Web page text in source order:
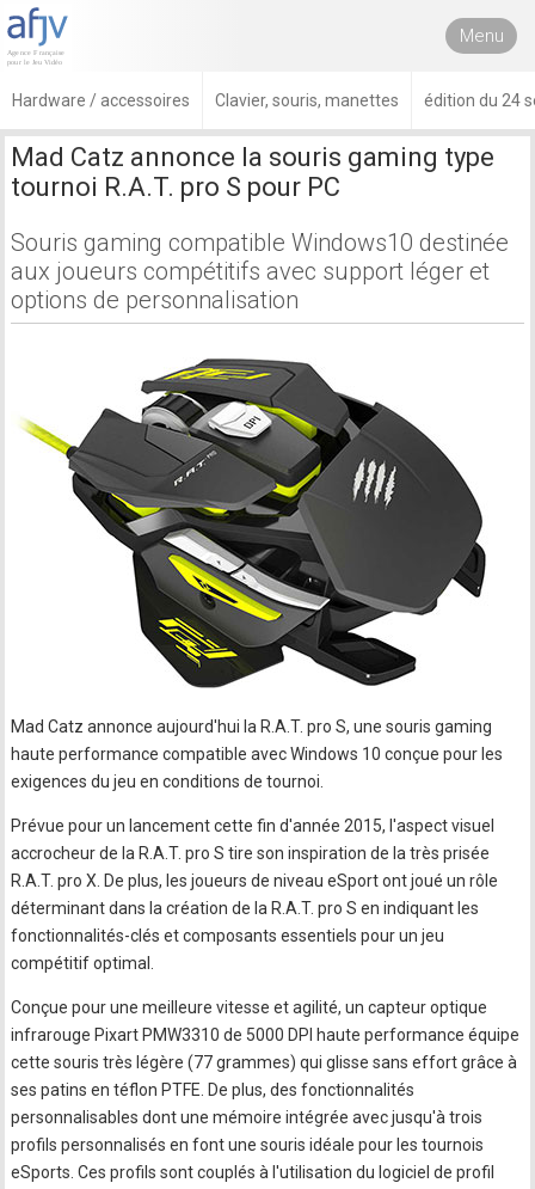
Menu
Hardware / accessoires Clavier, souris, manettes édition du 24
Mad Catz annonce la souris gaming type
tournoi R.A.T. pro S pour PC
Souris gaming compatible Windows10 destinée
aux joueurs compétitifs avec support léger et
options de personnalisation
Mad Catz annonce aujourd'hui la R.A.T. pro S, une souris gaming
haute performance compatible avec Windows 10 conçue pour les
exigences du jeu en conditions de tournoi.
Prévue pour un lancement cette fin d'année 2015, l'aspect visuel
accrocheur de la R.A.T. pro S tire son inspiration de la très prisée
R.A.T. pro X. De plus, les joueurs de niveau eSport ont joué un rôle
déterminant dans la création de la R.A.T. pro S en indiquant les
fonctionnalités-clés et composants essentiels pour un jeu
compétitif optimal.
Conçue pour une meilleure vitesse et agilité, un capteur optique
infrarouge Pixart PMW3310 de 5000 DPI haute performance équipe
cette souris très légère (77 grammes) qui glisse sans effort grâce à
ses patins en téflon PTFE. De plus, des fonctionnalités
personnalisables dont une mémoire intégrée avec jusqu'à trois
profils personnalisés en font une souris idéale pour les tournois
eSports. Ces profils sont couplés à l'utilisation du logiciel de profil